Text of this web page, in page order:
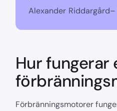
Alexander
Hur fungerar
Förbränningsmotorer